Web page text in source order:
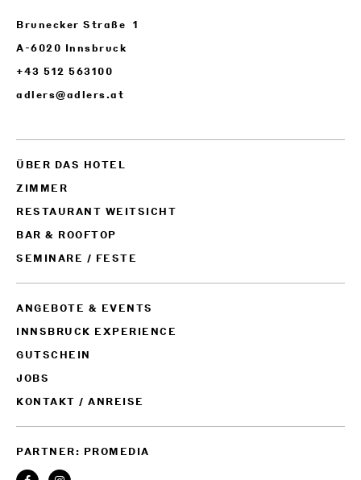
Brunecker Straße 1
A-6020 Innsbruck
+43 512 563100
adlers@adlers.at
ÜBER DAS HOTEL
ZIMMER
RESTAURANT WEITSICHT
BAR & ROOFTOP
SEMINARE / FESTE
ANGEBOTE & EVENTS
INNSBRUCK EXPERIENCE
GUTSCHEIN
JOBS
KONTAKT / ANREISE
PARTNER: PROMEDIA